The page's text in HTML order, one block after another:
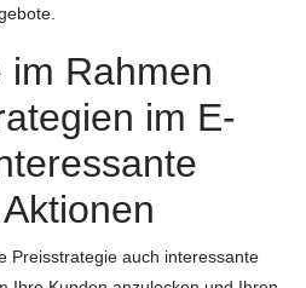
im Rahmen
im E-
Preisstrategie auch interessante